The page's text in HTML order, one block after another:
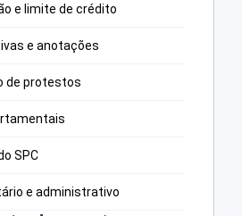
e limite de crédito
e anotações
de protestos
SPC
e administrativo